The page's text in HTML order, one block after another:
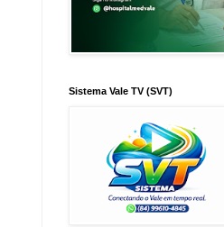
Sistema Vale TV (SVT)